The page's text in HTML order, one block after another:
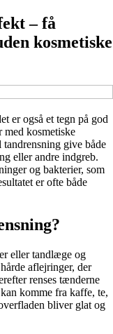
– få
kosmetiske
er også et tegn på god
kosmetiske
give både
eller andre indgreb.
og bakterier, som
er ofte både
eller tandlæge og
aflejringer, der
renses tænderne
komme fra kaffe, te,
bliver glat og